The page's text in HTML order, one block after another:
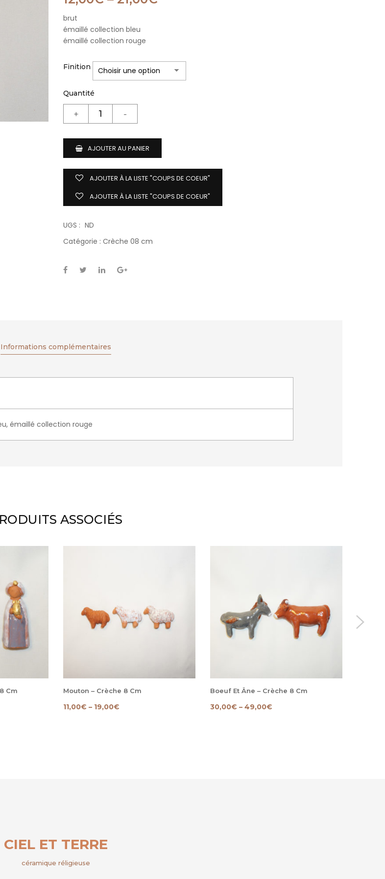
brut
émaillé collection bleu
émaillé collection rouge
Finition
Quantité
AJOUTER AU PANIER
AJOUTER À LA LISTE "COUPS DE COEUR"
AJOUTER À LA LISTE "COUPS DE COEUR"
UGS : ND
Catégorie : Crèche 08 cm
Informations complémentaires
émaillé collection rouge
ASSOCIÉS
Cm Mouton – Crèche 8 Cm
11,00€ – 19,00€
Boeuf Et Âne – Crèche 8 Cm
30,00€ – 49,00€
CIEL ET TERRE
céramique réligieuse